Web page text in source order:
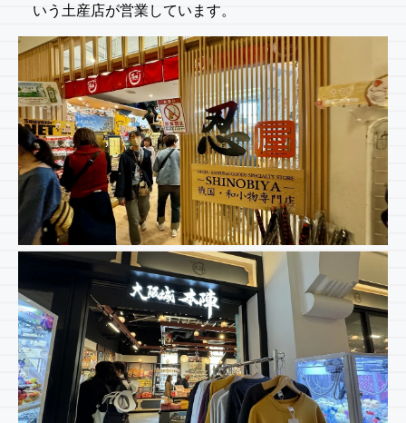
いう土産店が営業しています。